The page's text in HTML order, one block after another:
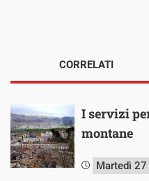
CORRELATI
I servizi
montane
Martedì